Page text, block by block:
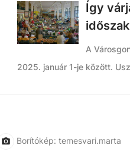
Így
A
2025. január 1-je között.
Borítókép: temesvari.marta